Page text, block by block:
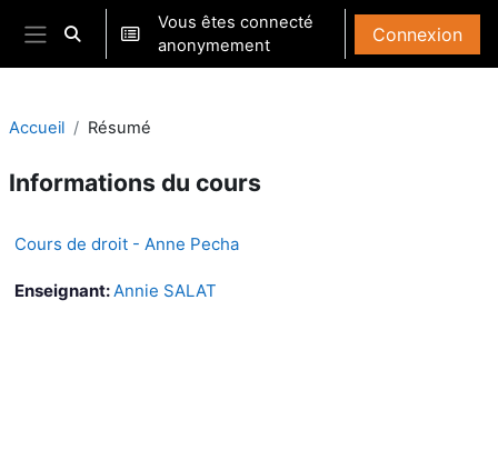
Passer au contenu principal
Panneau latéral
Activer/désactiver la saisie de recherche
Vous êtes connecté
anonymement
Connexion
Accueil Résumé
Informations du cours
Cours de droit - Anne Pecha
Enseignant: Annie SALAT